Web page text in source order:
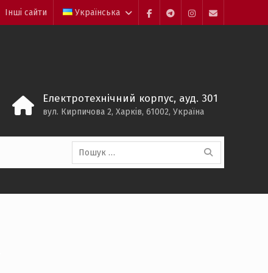
FacebookTelegramInstagram
Maill
Інші сайти Українська
Електротехнічний корпус, ауд. 301
вул. Кирпичова 2, Харків, 61002, Україна
Пошук: